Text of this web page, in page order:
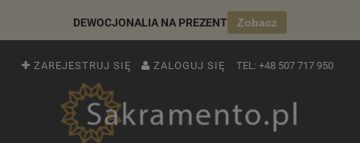
DEWOCJONALIA NA PREZENT Zobacz
ZAREJESTRUJ SIĘ ZALOGUJ SIĘ TEL: +48 507 717 950